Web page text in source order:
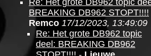
Re: Het grote DB962 topic
BREAKING DB962 STOPT!!!!
Remco 17/12/2023, 13:49:09
Re: Het grote DB962 topic
deel: BREAKING DB962